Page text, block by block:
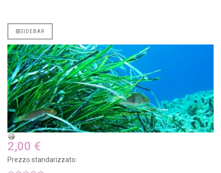
SIDEBAR
2,00 €
Prezzo standarizzato: